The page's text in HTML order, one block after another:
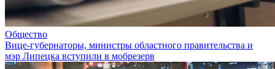
Общество
Вице-губернаторы, министры областного правительства и
мэр Липецка вступили в мобрезерв